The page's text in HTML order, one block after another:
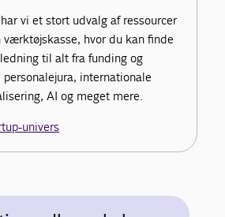
vi et stort udvalg af ressourcer
værktøjskasse, hvor du kan finde
til alt fra funding og
internationale
AI og meget mere.
univers